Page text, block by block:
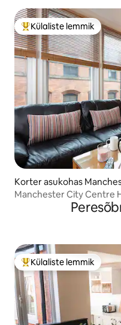
Külaliste suur lemmik
Külaliste lemmik
Korter asukohas
Manchester City Centre
Külaliste suur lemmik
Külaliste lemmik